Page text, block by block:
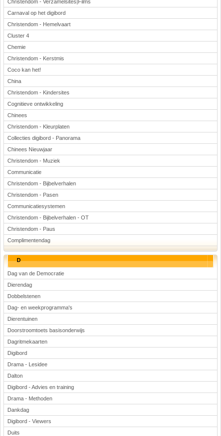
Christendom - Verzamelsites|Films
Carnaval op het digibord
Christendom - Hemelvaart
Cluster 4
Chemie
Christendom - Kerstmis
Coco kan het!
China
Christendom - Kindersites
Cognitieve ontwikkeling
Chinees
Christendom - Kleurplaten
Collecties digibord - Panorama
Chinees Nieuwjaar
Christendom - Muziek
Communicatie
Christendom - Bijbelverhalen
Christendom - Pasen
Communicatiesystemen
Christendom - Bijbelverhalen - OT
Christendom - Paus
Complimentendag
D
Dag van de Democratie
Dierendag
Dobbelstenen
Dag- en weekprogramma's
Dierentuinen
Doorstroomtoets basisonderwijs
Dagritmekaarten
Digibord
Drama - Lesidee
Dalton
Digibord - Advies en training
Drama - Methoden
Dankdag
Digibord - Viewers
Duits